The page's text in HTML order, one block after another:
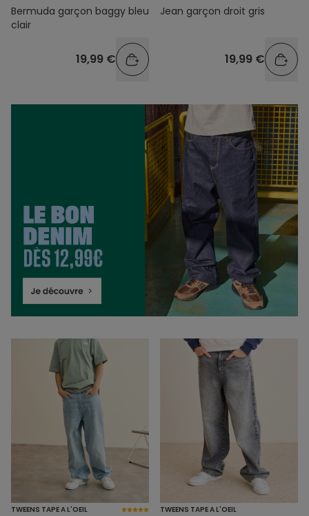
Bermuda garçon baggy bleu
clair
19,99 €
Jean garçon droit gris
19,99 €
TWEENS TAPE A L'OEIL TWEENS TAPE A L'OEIL